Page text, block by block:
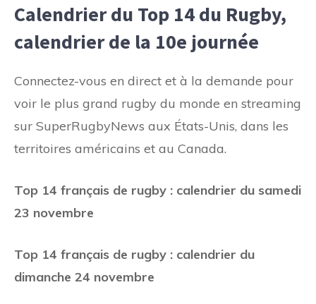
Calendrier du Top 14 du Rugby,
calendrier de la 10e journée
Connectez-vous en direct et à la demande pour
voir le plus grand rugby du monde en streaming
sur SuperRugbyNews aux États-Unis, dans les
territoires américains et au Canada.
Top 14 français de rugby : calendrier du samedi
23 novembre
Top 14 français de rugby : calendrier du
dimanche 24 novembre